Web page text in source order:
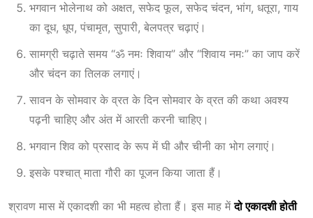
भगवान भोलेनाथ को अक्षत, सफेद फूल, सफेद चंदन, भांग, धतूरा, गाय
का दूध, धूप, पंचामृत, सुपारी, बेलपत्र चढ़ाएं।
सामग्री चढ़ाते समय “ॐ नमः शिवाय” और “शिवाय नमः” का जाप करें
और चंदन का तिलक लगाएं।
सावन के सोमवार के व्रत के दिन सोमवार के व्रत की कथा अवश्य
पढ़नी चाहिए और अंत में आरती करनी चाहिए।
भगवान शिव को प्रसाद के रूप में घी और चीनी का भोग लगाएं।
इसके पश्चात् माता गौरी का पूजन किया जाता हैं।
श्रावण मास में एकादशी का भी महत्व होता हैं। इस माह मेंदो एकादशी होती